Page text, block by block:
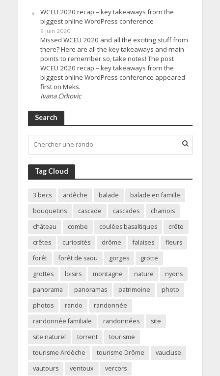
WCEU 2020 recap – key takeaways from the
biggest online WordPress conference
9 juin 2020
Missed WCEU 2020 and all the exciting stuff from
there? Here are all the key takeaways and main
points to remember so, take notes! The post
WCEU 2020 recap – key takeaways from the
biggest online WordPress conference appeared
first on Meks.
Ivana Cirkovic
Search
Tag Cloud
3 becs ardêche balade
balade en famille
bouquetins
cascade cascades
chamois
château
combe coulées basaltiques
crête
crêtes
curiosités drôme falaises
fleurs
forêt
forêt de saou gorges
grotte
grottes
loisirs montagne nature
nyons
panorama
panoramas patrimoine
photo
photos
rando
randonnée
randonnée familiale
randonnées
site
site naturel
torrent
tourisme
tourisme Ardèche
tourisme Drôme
vaucluse
vautours
ventoux vercors